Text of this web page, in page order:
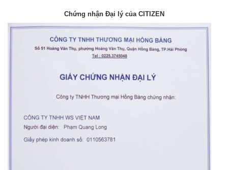
Chứng nhận Đại lý của CITIZEN